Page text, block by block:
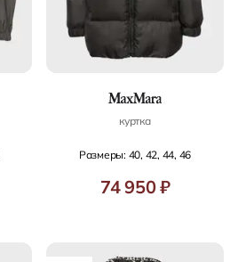
куртка
Размеры: 40, 42, 44, 46
74 950 ₽